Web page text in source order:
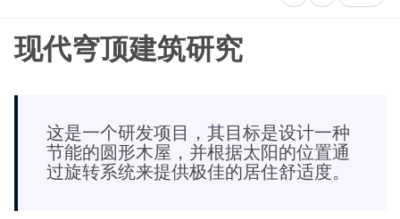
规范
光伏支架的结构设计
满足您所有项目需求的有限元分析软件
模块
支持
服务
销售
新闻
培训
活动
完整版下载
德儒巴免费专区
教育
在线学习
公司
现代穹顶建筑研究
这是一个研发项目，其目标是设计一种
节能的圆形木屋，并根据太阳的位置通
过旋转系统来提供极佳的居住舒适度。